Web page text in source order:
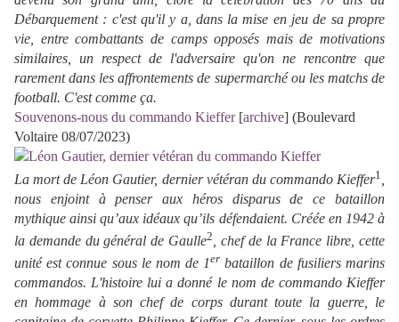
Débarquement : c'est qu'il y a, dans la mise en jeu de sa propre
vie, entre combattants de camps opposés mais de motivations
similaires, un respect de l'adversaire qu'on ne rencontre que
rarement dans les affrontements de supermarché ou les matchs de
football. C'est comme ça.
Souvenons-nous du commando Kieffer[archive] (Boulevard
Voltaire 08/07/2023)
La mort de Léon Gautier, dernier vétéran du commando Kieffer1
nous enjoint à penser aux héros disparus de ce bataillon
mythique ainsi qu’aux idéaux qu’ils défendaient. Créée en 1942 à
la demande du général de Gaulle2
, chef de la France libre, cette
unité est connue sous le nom de 1er bataillon de fusiliers marins
commandos. L'histoire lui a donné le nom de commando Kieffer
en hommage à son chef de corps durant toute la guerre, le